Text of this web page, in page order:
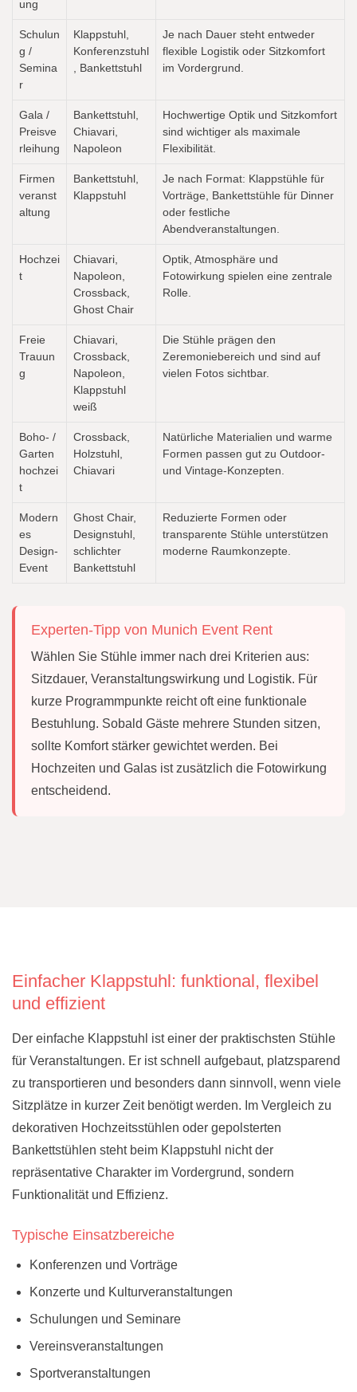
ung
Schulun
g /
Semina
r
Klappstuhl,
Konferenzstuhl
, Bankettstuhl
Je nach Dauer steht entweder
flexible Logistik oder Sitzkomfort
im Vordergrund.
Gala /
Preisve
rleihung
Bankettstuhl,
Chiavari,
Napoleon
Hochwertige Optik und Sitzkomfort
sind wichtiger als maximale
Flexibilität.
Firmen
veranst
altung
Bankettstuhl,
Klappstuhl
Je nach Format: Klappstühle für
Vorträge, Bankettstühle für Dinner
oder festliche
Abendveranstaltungen.
Hochzei
t
Chiavari,
Napoleon,
Crossback,
Ghost Chair
Optik, Atmosphäre und
Fotowirkung spielen eine zentrale
Rolle.
Freie
Trauun
g
Chiavari,
Crossback,
Napoleon,
Klappstuhl
weiß
Die Stühle prägen den
Zeremoniebereich und sind auf
vielen Fotos sichtbar.
Boho- /
Garten
hochzei
t
Crossback,
Holzstuhl,
Chiavari
Natürliche Materialien und warme
Formen passen gut zu Outdoor-
und Vintage-Konzepten.
Modern
es
Design-
Event
Ghost Chair,
Designstuhl,
schlichter
Bankettstuhl
Reduzierte Formen oder
transparente Stühle unterstützen
moderne Raumkonzepte.
Experten-Tipp von Munich Event Rent
Wählen Sie Stühle immer nach drei Kriterien aus:
Sitzdauer, Veranstaltungswirkung und Logistik. Für
kurze Programmpunkte reicht oft eine funktionale
Bestuhlung. Sobald Gäste mehrere Stunden sitzen,
sollte Komfort stärker gewichtet werden. Bei
Hochzeiten und Galas ist zusätzlich die Fotowirkung
entscheidend.
Einfacher Klappstuhl: funktional, flexibel
und effizient
Der einfache Klappstuhl ist einer der praktischsten Stühle
für Veranstaltungen. Er ist schnell aufgebaut, platzsparend
zu transportieren und besonders dann sinnvoll, wenn viele
Sitzplätze in kurzer Zeit benötigt werden. Im Vergleich zu
dekorativen Hochzeitsstühlen oder gepolsterten
Bankettstühlen steht beim Klappstuhl nicht der
repräsentative Charakter im Vordergrund, sondern
Funktionalität und Effizienz.
Typische Einsatzbereiche
Konferenzen und Vorträge
Konzerte und Kulturveranstaltungen
Schulungen und Seminare
Vereinsveranstaltungen
Sportveranstaltungen